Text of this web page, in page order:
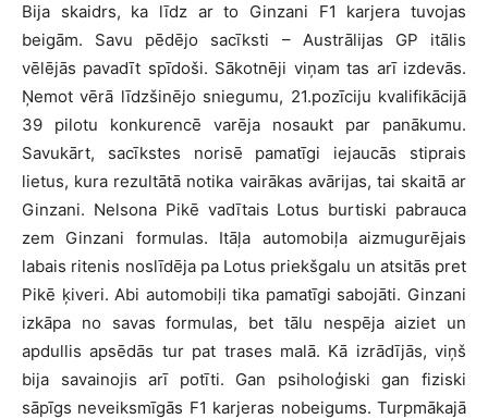
Bija skaidrs, ka līdz ar to Ginzani F1 karjera tuvojas
beigām. Savu pēdējo sacīksti – Austrālijas GP itālis
vēlējās pavadīt spīdoši. Sākotnēji viņam tas arī izdevās.
Ņemot vērā līdzšinējo sniegumu, 21.pozīciju kvalifikācijā
39 pilotu konkurencē varēja nosaukt par panākumu.
Savukārt, sacīkstes norisē pamatīgi iejaucās stiprais
lietus, kura rezultātā notika vairākas avārijas, tai skaitā ar
Ginzani. Nelsona Pikē vadītais Lotus burtiski pabrauca
zem Ginzani formulas. Itāļa automobiļa aizmugurējais
labais ritenis noslīdēja pa Lotus priekšgalu un atsitās pret
Pikē ķiveri. Abi automobiļi tika pamatīgi sabojāti. Ginzani
izkāpa no savas formulas, bet tālu nespēja aiziet un
apdullis apsēdās tur pat trases malā. Kā izrādījās, viņš
bija savainojis arī potīti. Gan psiholoģiski gan fiziski
sāpīgs neveiksmīgās F1 karjeras nobeigums. Turpmākajā